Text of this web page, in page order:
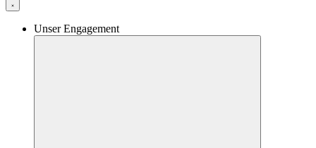
Unser Engagement